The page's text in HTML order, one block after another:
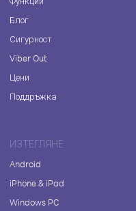
Блог
Сигурност
Viber Out
Цени
Поддръжка
ИЗТЕГЛЯНЕ
Android
iPhone & iPad
Windows PC